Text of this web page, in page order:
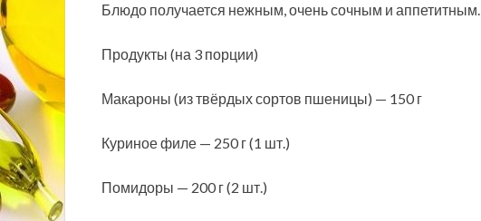
Блюдо получается нежным, очень сочным и аппетитным.
Продукты (на 3 порции)
Макароны (из твёрдых сортов пшеницы) — 150 г
Куриное филе — 250 г (1 шт.)
Помидоры — 200 г (2 шт.)